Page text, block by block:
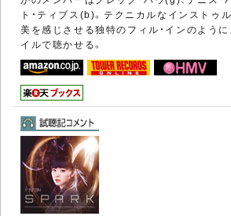
ト・ティブス(b)。テクニカルなインストゥ
美を感じさせる独特のフィル・インのよう
イルで聴かせる。